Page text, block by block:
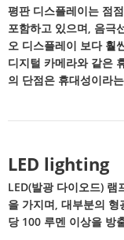
평판 디스플레이는 점
포함하고 있으며, 음극
오 디스플레이 보다 훨
디지털 카메라와 같은
의 단점은 휴대성이라
LED lighting
LED(발광 다이오드)
을 가지며, 대부분의
당 100 루멘 이상을 방